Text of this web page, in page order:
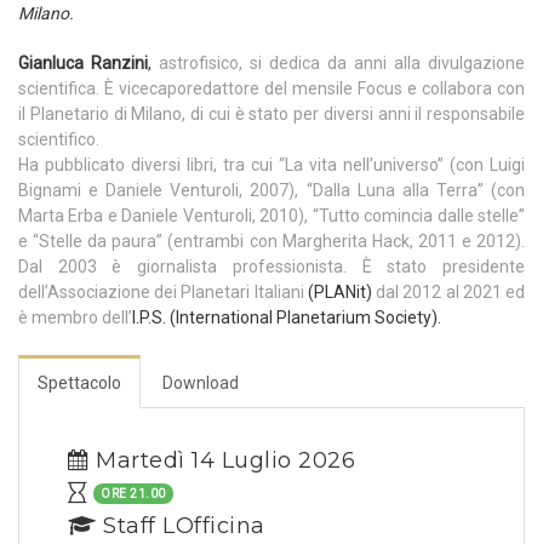
Milano.
Gianluca Ranzini, astrofisico, si dedica da anni alla divulgazione
scientifica. È vicecaporedattore del mensile Focus e collabora con
il Planetario di Milano, di cui è stato per diversi anni il responsabile
scientifico.
Ha pubblicato diversi libri, tra cui “La vita nell’universo” (con Luigi
Bignami e Daniele Venturoli, 2007), “Dalla Luna alla Terra” (con
Marta Erba e Daniele Venturoli, 2010), “Tutto comincia dalle stelle”
e “Stelle da paura” (entrambi con Margherita Hack, 2011 e 2012).
Dal 2003 è giornalista professionista. È stato presidente
dell’Associazione dei Planetari Italiani (PLANit) dal 2012 al 2021 ed
è membro dell’ I.P.S. (International Planetarium Society).
Spettacolo Download
Martedì 14 Luglio 2026
ORE 21.00
Staff LOfficina